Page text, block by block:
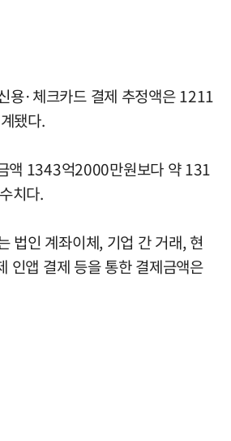
용·체크카드 결제 추정액은 1211
됐다.
액 1343억2000만원보다 약 131
치다.
법인 계좌이체, 기업 간 거래, 현
인앱 결제 등을 통한 결제금액은